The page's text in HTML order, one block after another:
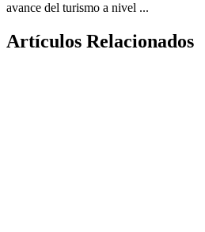
avance del turismo a nivel ...
Artículos Relacionados